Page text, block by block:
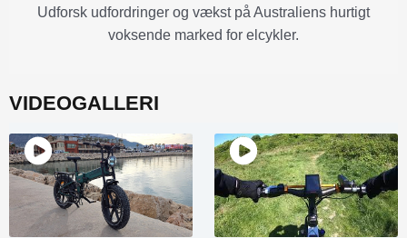
Udforsk udfordringer og vækst på Australiens hurtigt
voksende marked for elcykler.
VIDEOGALLERI